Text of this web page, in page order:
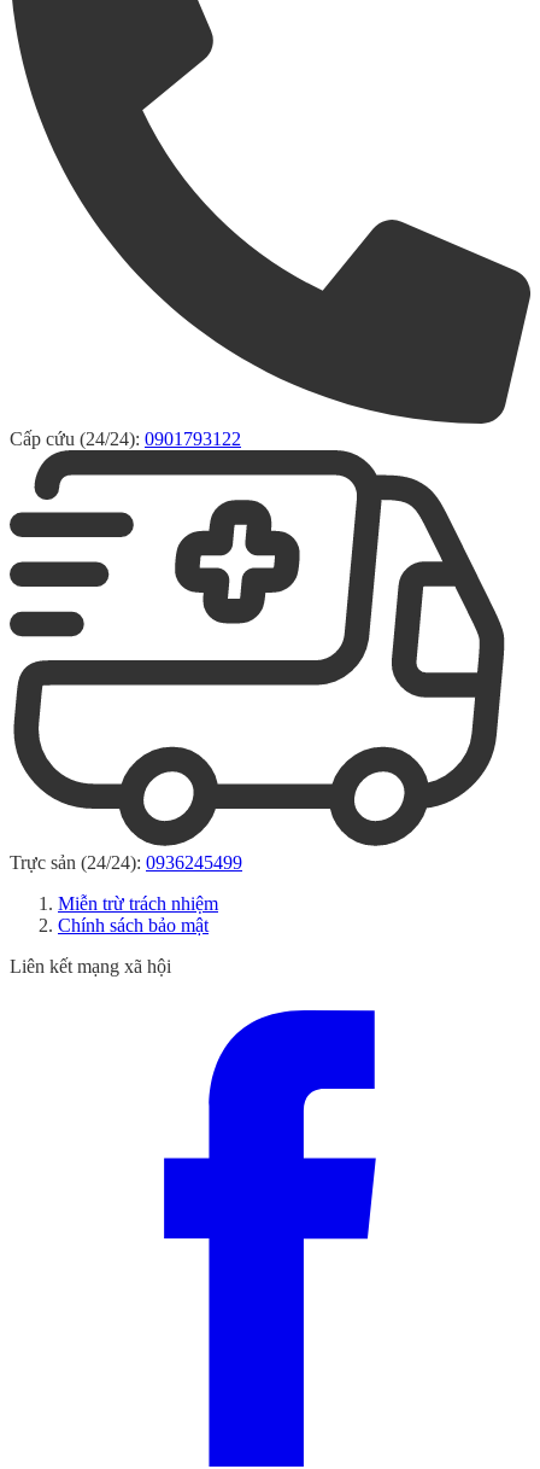
Cấp cứu (24/24): 0901793122
Trực sản (24/24): 0936245499
Miễn trừ trách nhiệm
Chính sách bảo mật
Liên kết mạng xã hội